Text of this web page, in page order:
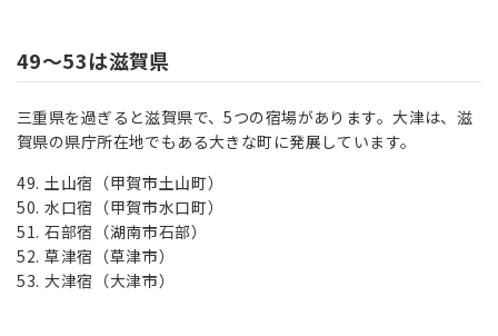
49～53は滋賀県
三重県を過ぎると滋賀県で、5つの宿場があります。大津は、滋
賀県の県庁所在地でもある大きな町に発展しています。
土山宿（甲賀市土山町）
水口宿（甲賀市水口町）
石部宿（湖南市石部）
草津宿（草津市）
大津宿（大津市）